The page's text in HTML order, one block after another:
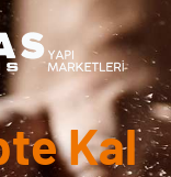
Kal